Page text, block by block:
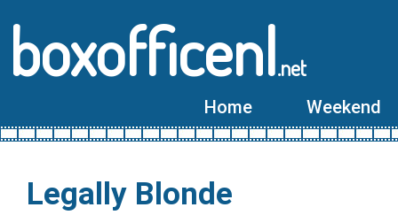
boxofficenl.net
Home Weekend
Legally Blonde